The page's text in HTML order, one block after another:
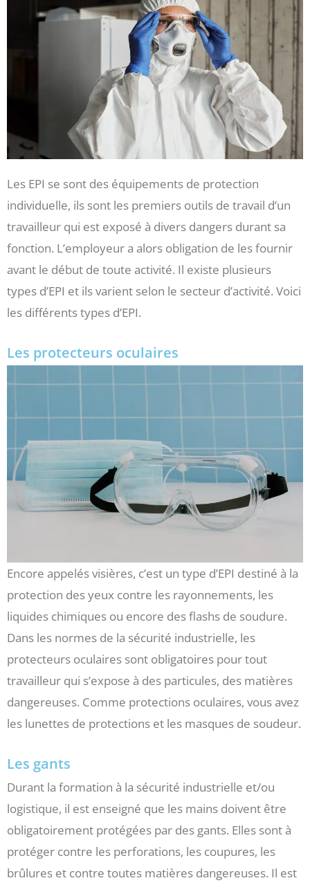
Les EPI se sont des équipements de protection
individuelle, ils sont les premiers outils de travail d’un
travailleur qui est exposé à divers dangers durant sa
fonction. L’employeur a alors obligation de les fournir
avant le début de toute activité. Il existe plusieurs
types d’EPI et ils varient selon le secteur d’activité. Voici
les différents types d’EPI.
Les protecteurs oculaires
Encore appelés visières, c’est un type d’EPI destiné à la
protection des yeux contre les rayonnements, les
liquides chimiques ou encore des flashs de soudure.
Dans les normes de la sécurité industrielle, les
protecteurs oculaires sont obligatoires pour tout
travailleur qui s’expose à des particules, des matières
dangereuses. Comme protections oculaires, vous avez
les lunettes de protections et les masques de soudeur.
Les gants
Durant la formation à la sécurité industrielle et/ou
logistique, il est enseigné que les mains doivent être
obligatoirement protégées par des gants. Elles sont à
protéger contre les perforations, les coupures, les
brûlures et contre toutes matières dangereuses. Il est